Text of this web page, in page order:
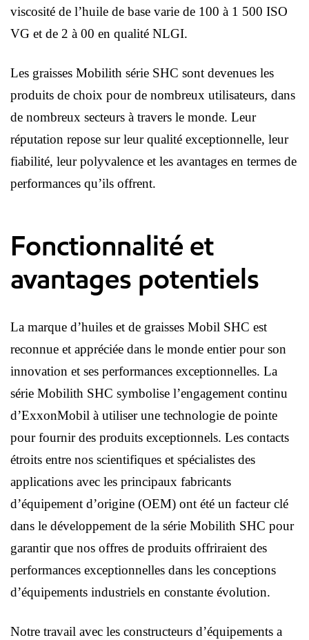
viscosité de l’huile de base varie de 100 à 1 500 ISO
VG et de 2 à 00 en qualité NLGI.
Les graisses Mobilith série SHC sont devenues les
produits de choix pour de nombreux utilisateurs, dans
de nombreux secteurs à travers le monde. Leur
réputation repose sur leur qualité exceptionnelle, leur
fiabilité, leur polyvalence et les avantages en termes de
performances qu’ils offrent.
Fonctionnalité et
avantages potentiels
La marque d’huiles et de graisses Mobil SHC est
reconnue et appréciée dans le monde entier pour son
innovation et ses performances exceptionnelles. La
série Mobilith SHC symbolise l’engagement continu
d’ExxonMobil à utiliser une technologie de pointe
pour fournir des produits exceptionnels. Les contacts
étroits entre nos scientifiques et spécialistes des
applications avec les principaux fabricants
d’équipement d’origine (OEM) ont été un facteur clé
dans le développement de la série Mobilith SHC pour
garantir que nos offres de produits offriraient des
performances exceptionnelles dans les conceptions
d’équipements industriels en constante évolution.
Notre travail avec les constructeurs d’équipements a